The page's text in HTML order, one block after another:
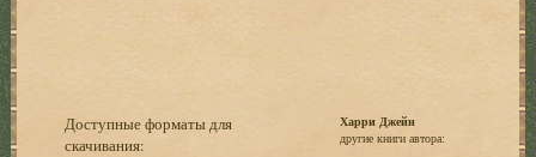
Доступные форматы для
скачивания:
Харри Джейн
другие книги автора: